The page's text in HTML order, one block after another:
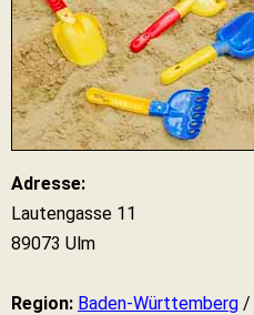
Adresse:
Lautengasse 11
89073 Ulm
Region: Baden-Württemberg /